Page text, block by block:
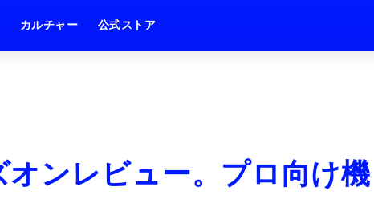
カルチャー 公式ストア
ンレビュー。プロ向け機